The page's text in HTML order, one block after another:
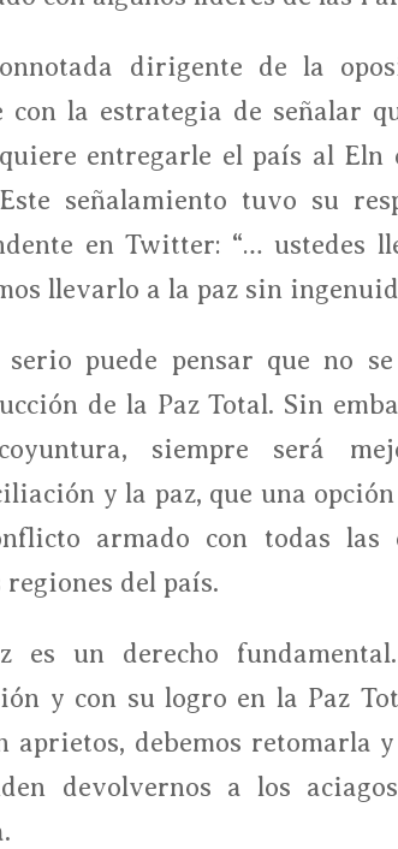
dirigente de la
con la estrategia de señalar
entregarle el país al Eln
señalamiento tuvo su
en Twitter: “… ustedes
llevarlo a la paz sin
serio puede pensar que no
de la Paz Total. Sin
siempre será
y la paz, que una
armado con todas las
del país.
es un derecho
y con su logro en la Paz
aprietos, debemos retomarla
devolvernos a los